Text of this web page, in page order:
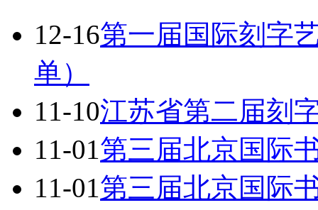
12-16第一届国际刻字
单）
11-10江苏省第二届刻
11-01第三届北京国际
11-01第三届北京国际